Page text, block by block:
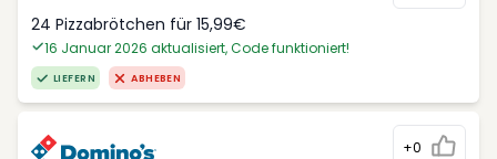
24 Pizzabrötchen für 15,99€
16 Januar 2026 aktualisiert, Code funktioniert!
LIEFERN ABHEBEN
+0